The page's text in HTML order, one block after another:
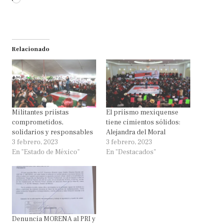
Relacionado
Militantes priístas
comprometidos,
solidarios y responsables
3 febrero, 2023
En "Estado de México"
El priísmo mexiquense
tiene cimientos sólidos:
Alejandra del Moral
3 febrero, 2023
En "Destacados"
Denuncia MORENA al PRI y